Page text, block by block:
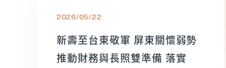
2026/05/22
新壽至台東敬軍 屏東關懷弱勢
推動財務與長照雙準備 落實